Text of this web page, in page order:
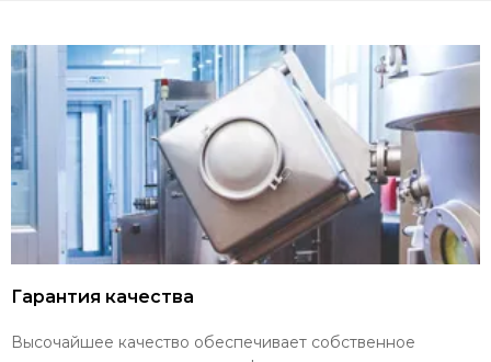
Гарантия качества
Высочайшее качество обеспечивает собственное